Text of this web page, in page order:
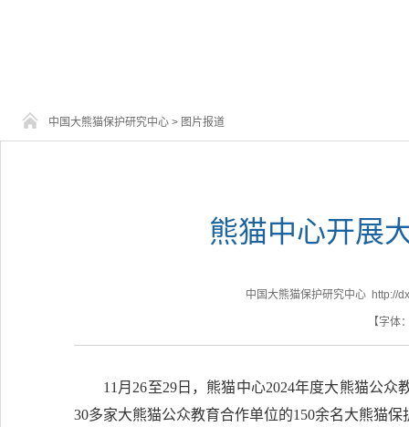
中国大熊猫保护研究中心 > 图片报道
熊猫中心开展
中国大熊猫保护研究中心 http://
【字体
11月26至29日，熊猫中心2024年度大熊猫公
30多家大熊猫公众教育合作单位的150余名大熊猫